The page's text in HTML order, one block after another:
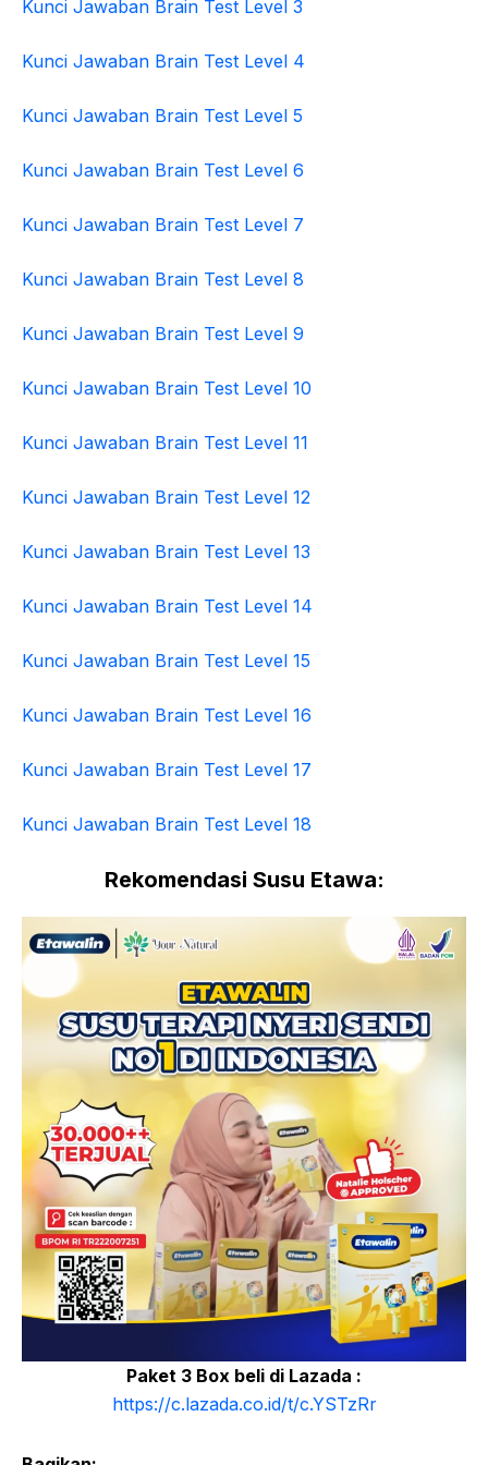
Kunci Jawaban Brain Test Level 3
Kunci Jawaban Brain Test Level 4
Kunci Jawaban Brain Test Level 5
Kunci Jawaban Brain Test Level 6
Kunci Jawaban Brain Test Level 7
Kunci Jawaban Brain Test Level 8
Kunci Jawaban Brain Test Level 9
Kunci Jawaban Brain Test Level 10
Kunci Jawaban Brain Test Level 11
Kunci Jawaban Brain Test Level 12
Kunci Jawaban Brain Test Level 13
Kunci Jawaban Brain Test Level 14
Kunci Jawaban Brain Test Level 15
Kunci Jawaban Brain Test Level 16
Kunci Jawaban Brain Test Level 17
Kunci Jawaban Brain Test Level 18
Rekomendasi Susu Etawa:
Paket 3 Box beli di Lazada :
https://c.lazada.co.id/t/c.YSTzRr